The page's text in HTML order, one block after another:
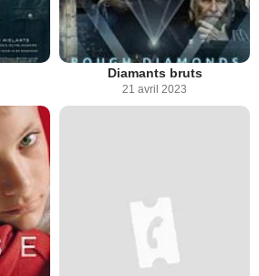
Diamants bruts
21 avril 2023